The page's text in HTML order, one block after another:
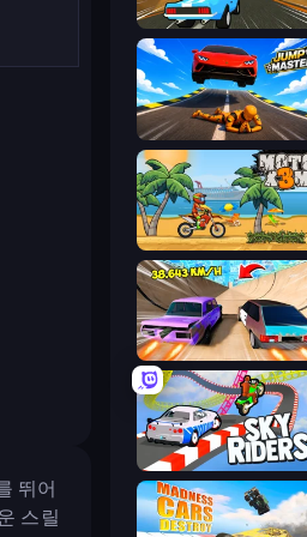
뛰어
스릴
Toy Rider
Jump Master: Car Racing
Moto X3M
Turbo Cars: Pipe Stunts
Sky Riders